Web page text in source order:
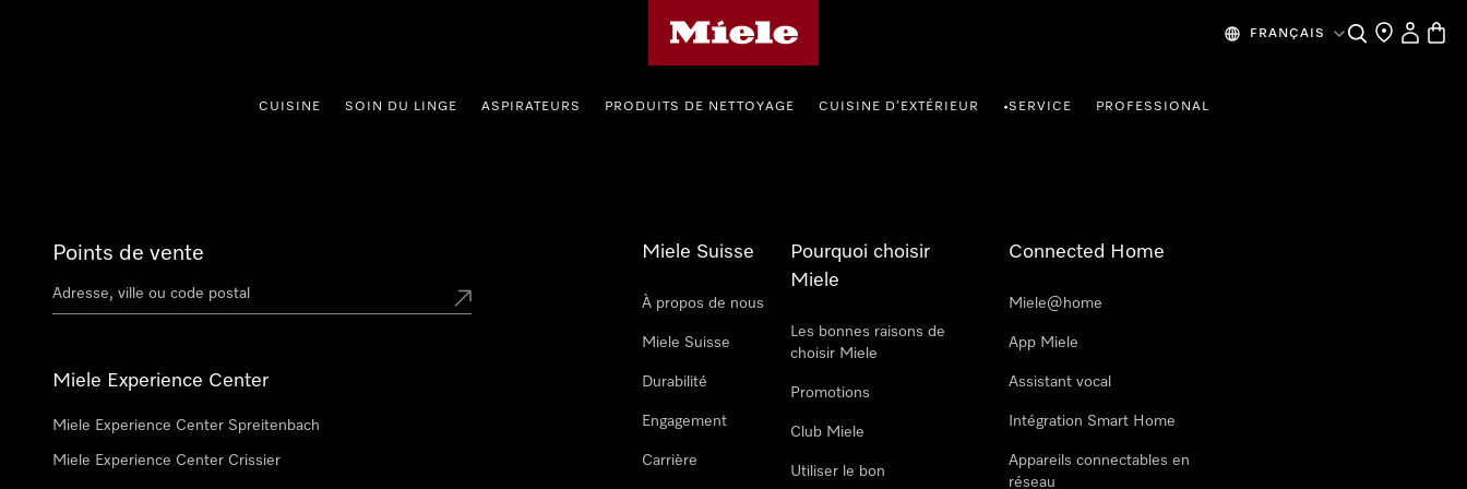
FRANÇAIS SearchFind a store
My
CUISINE SOIN DU LINGE ASPIRATEURS PRODUITS DE NETTOYAGE CUISINE D’EXTÉRIEUR •SERVICE PROFESSIONAL
Points de vente
Miele Experience Center
Miele Experience Center Spreitenbach
Miele Experience Center Crissier
Miele Suisse
À propos de nous
Miele Suisse
Durabilité
Engagement
Carrière
Pourquoi choisir
Miele
Les bonnes raisons de
choisir Miele
Promotions
Club Miele
Utiliser le bon
Connected Home
Miele@home
App Miele
Assistant vocal
Intégration Smart Home
Appareils connectables en
réseau